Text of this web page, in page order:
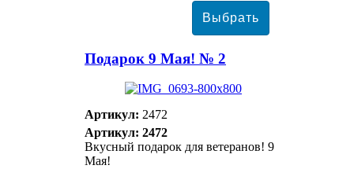
Подарок 9 Мая! № 2
Артикул: 2472
Артикул: 2472
Вкусный подарок для ветеранов! 9
Мая!